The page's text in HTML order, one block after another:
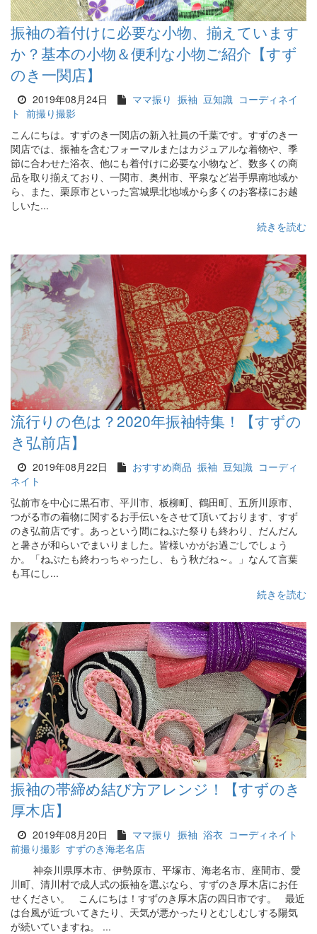
振袖の着付けに必要な小物、揃えています
か？基本の小物＆便利な小物ご紹介【すず
のき一関店】
2019年08月24日 ママ振り 振袖 豆知識 コーディネイ
ト 前撮り撮影
こんにちは。すずのき一関店の新入社員の千葉です。すずのき一
関店では、振袖を含むフォーマルまたはカジュアルな着物や、季
節に合わせた浴衣、他にも着付けに必要な小物など、数多くの商
品を取り揃えており、一関市、奥州市、平泉など岩手県南地域か
ら、また、栗原市といった宮城県北地域から多くのお客様にお越
しいた...
続きを読む
流行りの色は？2020年振袖特集！【すずの
き弘前店】
2019年08月22日 おすすめ商品 振袖 豆知識 コーディ
ネイト
弘前市を中心に黒石市、平川市、板柳町、鶴田町、五所川原市、
つがる市の着物に関するお手伝いをさせて頂いております、すず
のき弘前店です。あっという間にねぷた祭りも終わり、だんだん
と暑さが和らいでまいりました。皆様いかがお過ごしでしょう
か。「ねぷたも終わっちゃったし、もう秋だね～。」なんて言葉
も耳にし...
続きを読む
振袖の帯締め結び方アレンジ！【すずのき
厚木店】
2019年08月20日 ママ振り 振袖 浴衣 コーディネイト
前撮り撮影 すずのき海老名店
神奈川県厚木市、伊勢原市、平塚市、海老名市、座間市、愛
川町、清川村で成人式の振袖を選ぶなら、すずのき厚木店にお任
せください。 こんにちは！すずのき厚木店の四日市です。 最近
は台風が近づいてきたり、天気が悪かったりとむしむしする陽気
が続いていますね。 ...